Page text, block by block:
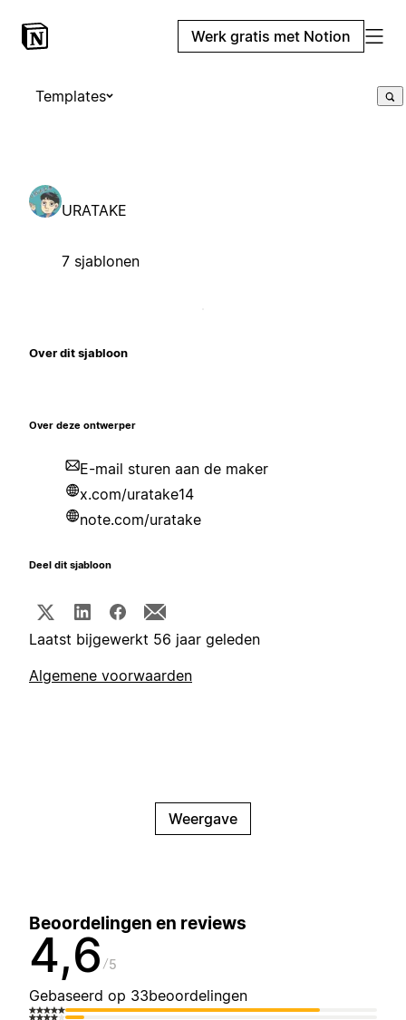
Werk gratis met Notion
Templates
URATAKE
7 sjablonen
Over dit sjabloon
Over deze ontwerper
E-mail sturen aan de maker
x.com/uratake14
note.com/uratake
Deel dit sjabloon
Laatst bijgewerkt 56 jaar geleden
Algemene voorwaarden
Weergave
Beoordelingen en reviews
4,6 5
Gebaseerd op 33beoordelingen